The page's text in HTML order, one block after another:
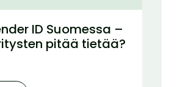
ID Suomessa –
pitää tietää?